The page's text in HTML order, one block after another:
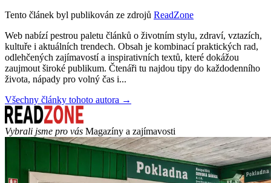
Tento článek byl publikován ze zdrojů ReadZone
Web nabízí pestrou paletu článků o životním stylu, zdraví, vztazích,
kultuře i aktuálních trendech. Obsah je kombinací praktických rad,
odlehčených zajímavostí a inspirativních textů, které dokážou
zaujmout široké publikum. Čtenáři tu najdou tipy do každodenního
života, nápady pro volný čas i...
Všechny články tohoto autora →
Vybrali jsme pro vás Magazíny a zajímavosti